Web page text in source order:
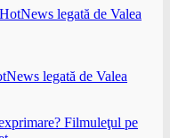
legată de Valea